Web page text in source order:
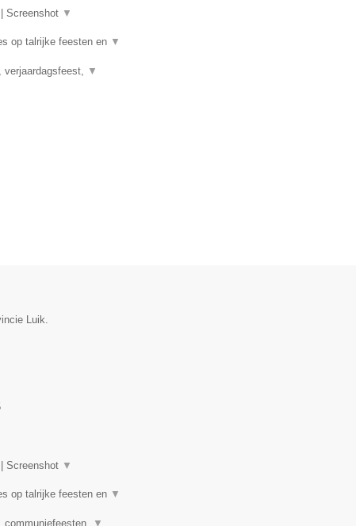
Screenshot ▼
op talrijke feesten en ▼
verjaardagsfeest, ▼
Luik.
Screenshot ▼
op talrijke feesten en ▼
▼